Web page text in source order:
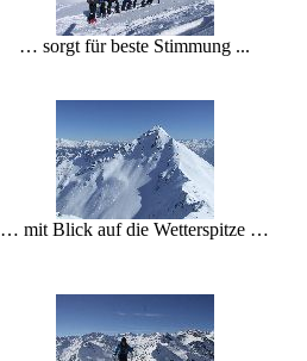
… sorgt für beste Stimmung ...
… mit Blick auf die Wetterspitze …